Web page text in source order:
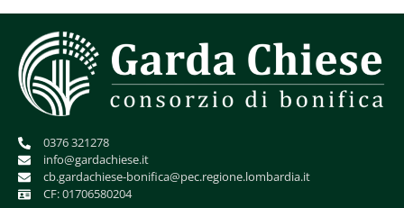
0376 321278
info@gardachiese.it
cb.gardachiese-bonifica@pec.regione.lombardia.it
CF: 01706580204